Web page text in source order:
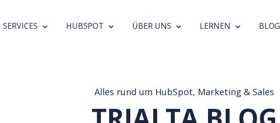
SERVICES HUBSPOT ÜBER UNS LERNEN BLOG
Alles rund um HubSpot, Marketing & Sales